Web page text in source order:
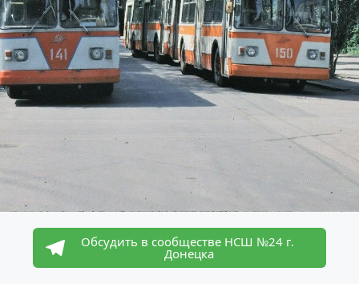
Обсудить в сообществе НСШ №24 г.
Донецка